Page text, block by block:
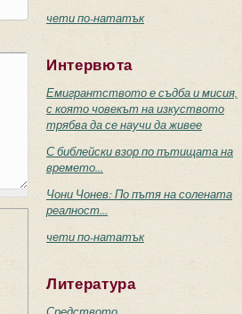
чети по-нататък
Интервюта
Емигрантството е съдба и мисия,
с която човекът на изкуството
трябва да се научи да живее
С библейски взор по пътищата на
времето...
Чони Чонев: По пътя на солената
реалност...
чети по-нататък
Литература